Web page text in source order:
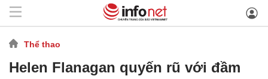
Thể thao
Helen Flanagan quyến rũ với đầm